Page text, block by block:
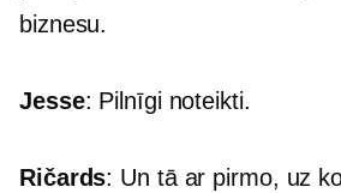
biznesu.
Jesse: Pilnīgi noteikti.
Ričards: Un tā ar pirmo, uz